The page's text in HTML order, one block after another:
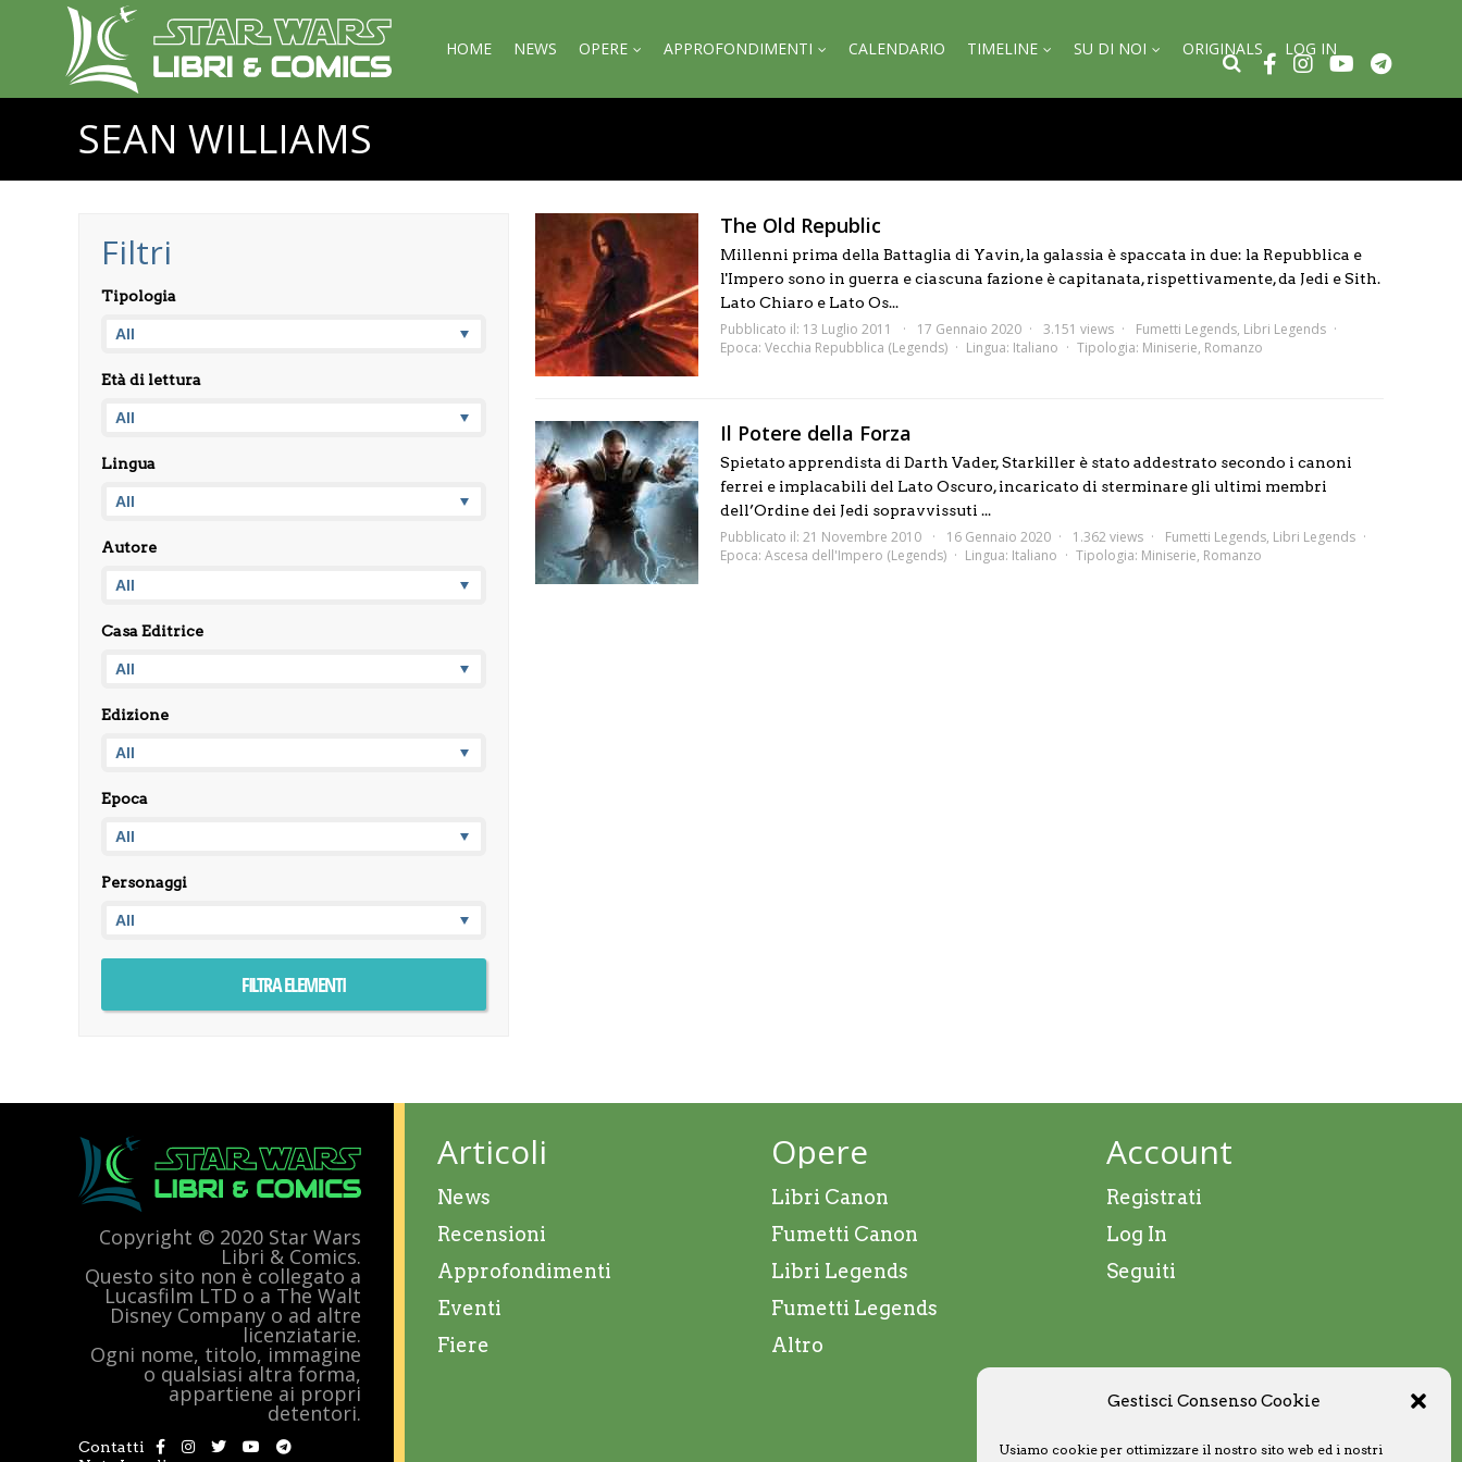
Gestisci Consenso Cookie
Usiamo cookie per ottimizzare il nostro sito web ed i nostri
HOME NEWS OPERE APPROFONDIMENTI CALENDARIO TIMELINE SU DI NOI ORIGINALS LOG IN
SEAN WILLIAMS
The Old Republic
Millenni prima della Battaglia di Yavin, la galassia è spaccata in due: la Repubblica e
l'Impero sono in guerra e ciascuna fazione è capitanata, rispettivamente, da Jedi e Sith.
Lato Chiaro e Lato Os...
Pubblicato il: 13 Luglio 2011 17 Gennaio 2020 3.151 views Fumetti Legends, Libri Legends
Epoca: Vecchia Repubblica (Legends) Lingua: Italiano Tipologia: Miniserie, Romanzo
Il Potere della Forza
Spietato apprendista di Darth Vader, Starkiller è stato addestrato secondo i canoni
ferrei e implacabili del Lato Oscuro, incaricato di sterminare gli ultimi membri
dell’Ordine dei Jedi sopravvissuti ...
Pubblicato il: 21 Novembre 2010 16 Gennaio 2020 1.362 views Fumetti Legends, Libri Legends
Epoca: Ascesa dell'Impero (Legends) Lingua: Italiano Tipologia: Miniserie, Romanzo
Filtri
Tipologia
Età di lettura
Lingua
Autore
Casa Editrice
Edizione
Epoca
Personaggi
Copyright © 2020 Star Wars
Libri & Comics.
Questo sito non è collegato a
Lucasfilm LTD o a The Walt
Disney Company o ad altre
licenziatarie.
Ogni nome, titolo, immagine
o qualsiasi altra forma,
appartiene ai propri
detentori.
Contatti
Articoli
News
Recensioni
Approfondimenti
Eventi
Fiere
Opere
Libri Canon
Fumetti Canon
Libri Legends
Fumetti Legends
Altro
Account
Registrati
Log In
Seguiti